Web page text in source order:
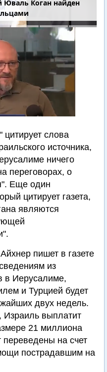
Юваль Коган найден
слова
источника,
ничего
переговорах, о
Еще один
цитирует газета,
являются
пишет в газете
из
в Иерусалиме,
и Турцией будет
двух недель.
выплатит
21 миллиона
переведены на счет
пострадавшим на